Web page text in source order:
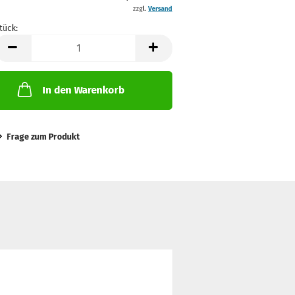
zzgl. Versand
In den Warenkorb
Frage zum Produkt